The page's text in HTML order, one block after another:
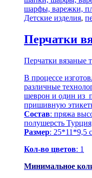
шарфы, варежки,
Детские изделия,
Перчатки
Перчатки вязаные
В процессе
различные
шеврон и один из
пришивную
Состав: пряжа
полушерсть
Размер: 25*11*9,5
Кол-во цветов: 1
Минимальное